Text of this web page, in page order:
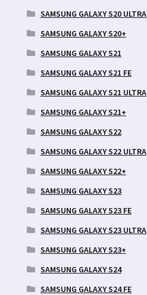
SAMSUNG GALAXY S20 ULTRA
SAMSUNG GALAXY S20+
SAMSUNG GALAXY S21
SAMSUNG GALAXY S21 FE
SAMSUNG GALAXY S21 ULTRA
SAMSUNG GALAXY S21+
SAMSUNG GALAXY S22
SAMSUNG GALAXY S22 ULTRA
SAMSUNG GALAXY S22+
SAMSUNG GALAXY S23
SAMSUNG GALAXY S23 FE
SAMSUNG GALAXY S23 ULTRA
SAMSUNG GALAXY S23+
SAMSUNG GALAXY S24
SAMSUNG GALAXY S24 FE